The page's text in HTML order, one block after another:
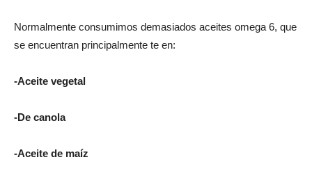
Normalmente consumimos demasiados aceites omega 6, que
se encuentran principalmente te en:
-Aceite vegetal
-De canola
-Aceite de maíz